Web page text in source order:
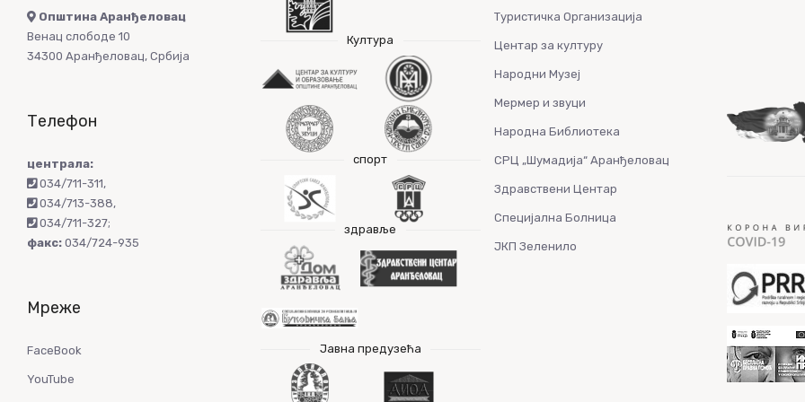
Општина Аранђеловац
Венац слободе 10
34300 Аранђеловац, Србија
Телефон
централа:
034/711-311,
034/713-388,
034/711-327;
факс: 034/724-935
Мреже
FaceBook
YouTube
Култура
спорт
здравље
Јавна предузећа
Туристичка Организација
Центар за културу
Народни Музеј
Мермер и звуци
Народна Библиотека
СРЦ „Шумадија“ Аранђеловац
Здравствени Центар
Специјална Болница
ЈКП Зеленило